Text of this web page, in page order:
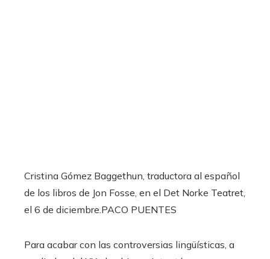
Cristina Gómez Baggethun, traductora al español
de los libros de Jon Fosse, en el Det Norke Teatret,
el 6 de diciembre.PACO PUENTES
Para acabar con las controversias lingüísticas, a